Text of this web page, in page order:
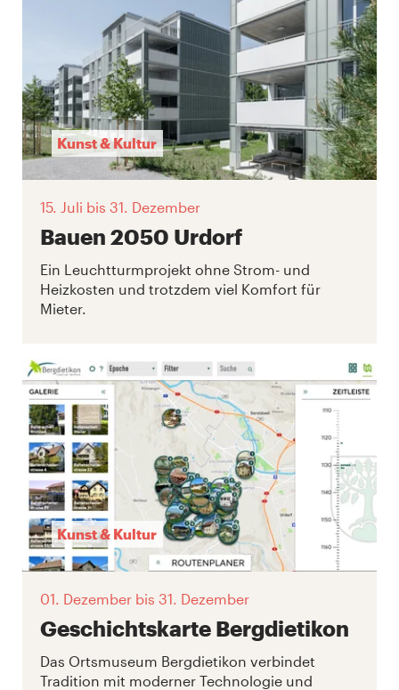
Kunst & Kultur
15. Juli bis 31. Dezember
Bauen 2050 Urdorf
Ein Leuchtturmprojekt ohne Strom- und
Heizkosten und trotzdem viel Komfort für
Mieter.
Kunst & Kultur
01. Dezember bis 31. Dezember
Geschichtskarte Bergdietikon
Das Ortsmuseum Bergdietikon verbindet
Tradition mit moderner Technologie und